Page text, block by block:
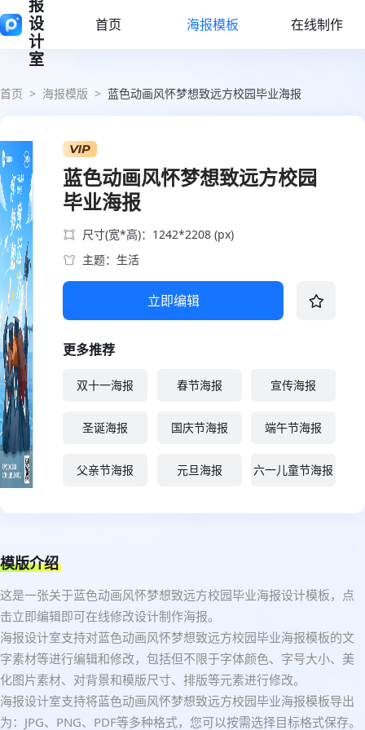
报
设
计
室
首页 海报模板 在线制作
首页 > 海报模版 > 蓝色动画风怀梦想致远方校园毕业海报
蓝色动画风怀梦想致远方校园
毕业海报
尺寸(宽*高)：1242*2208 (px)
主题：生活
立即编辑
更多推荐
双十一海报 春节海报 宣传海报
圣诞海报 国庆节海报 端午节海报
父亲节海报 元旦海报 六一儿童节海报
模版介绍
这是一张关于蓝色动画风怀梦想致远方校园毕业海报设计模板，点
击立即编辑即可在线修改设计制作海报。
海报设计室支持对蓝色动画风怀梦想致远方校园毕业海报模板的文
字素材等进行编辑和修改，包括但不限于字体颜色、字号大小、美
化图片素材、对背景和模版尺寸、排版等元素进行修改。
海报设计室支持将蓝色动画风怀梦想致远方校园毕业海报模板导出
为：JPG、PNG、PDF等多种格式，您可以按需选择目标格式保存。